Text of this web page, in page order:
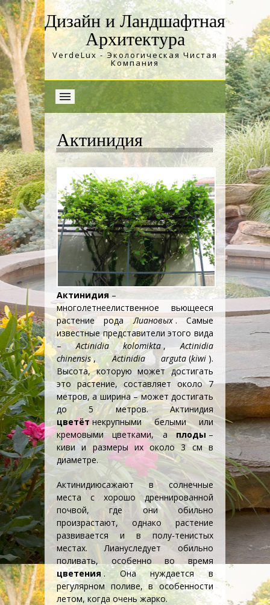
Дизайн и Ландшафтная
Архитектура
VerdeLux - Экологическая Чистая
Компания
Актинидия
Актинидия –
многолетнеелиственное вьющееся
растение родаЛиановых . Самые
известные представители этого вида
–Actinidia kolomikta ,Actinidia
chinensis ,Actinidia arguta (kiwi ).
Высота, которую может достигать
это растение, составляет около 7
метров, а ширина – может достигать
до 5 метров. Актинидия
цветёт некрупными белыми или
кремовыми цветками, а плоды –
киви и размеры их около 3 см в
диаметре.
Актинидиюсажают в солнечные
места с хорошо дреннированной
почвой, где они обильно
произрастают, однако растение
развивается и в полу-тенистых
местах.Лиануследует обильно
поливать, особенно во время
цветения . Она нуждается в
регулярном поливе, в особенности
летом, когда очень жарко.